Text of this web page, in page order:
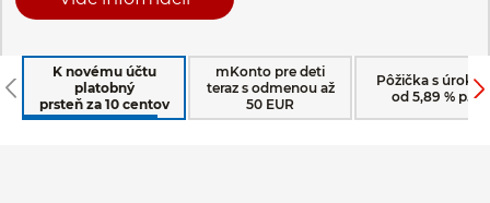
K novému účtu
platobný
prsteň za 10 centov
mKonto pre deti
teraz s odmenou až
50 EUR
Pôžička s
od 5,89 % p.a.